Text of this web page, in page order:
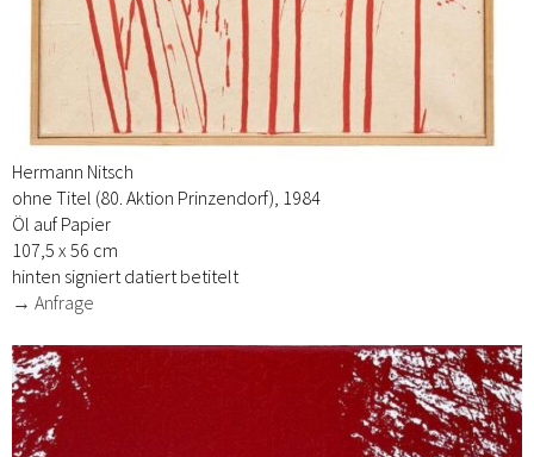
Hermann Nitsch
ohne Titel (80. Aktion Prinzendorf), 1984
Öl auf Papier
107,5 x 56 cm
hinten signiert datiert betitelt
→ Anfrage